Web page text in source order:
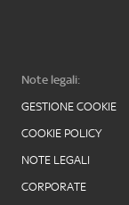
Note legali:
GESTIONE COOKIE
COOKIE POLICY
NOTE LEGALI
CORPORATE